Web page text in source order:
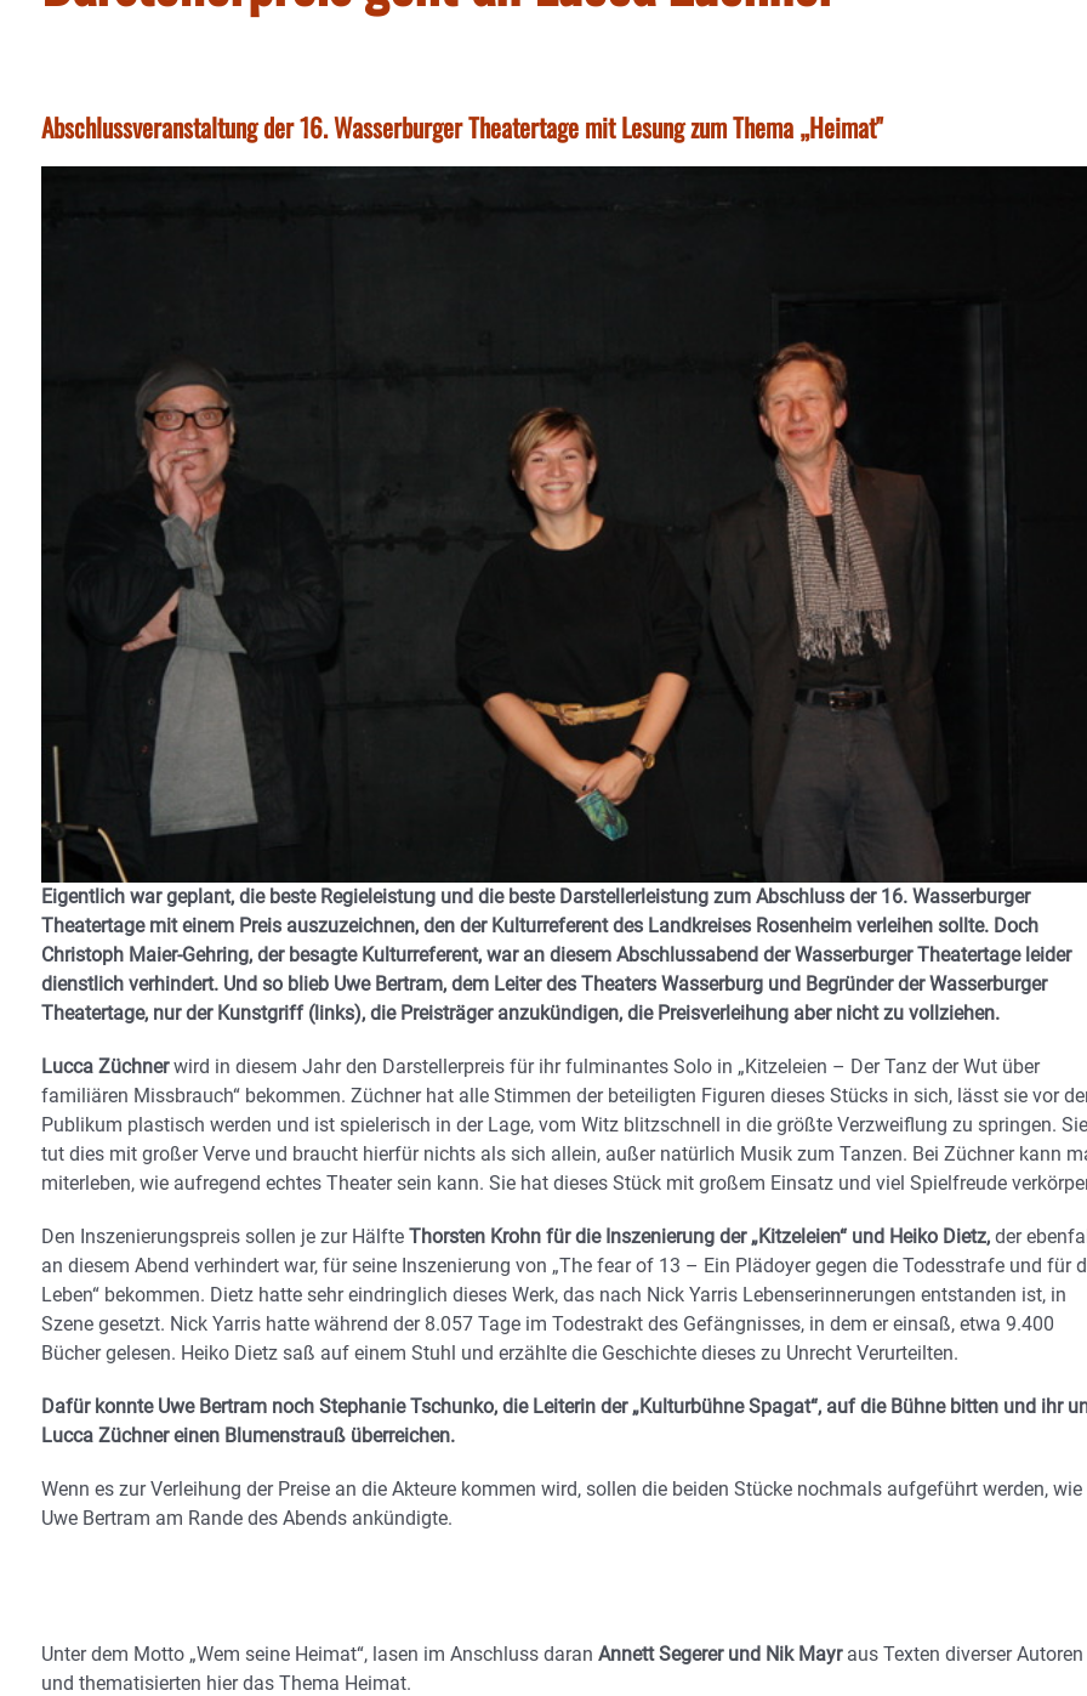
Abschlussveranstaltung der 16. Wasserburger Theatertage mit Lesung zum Thema „Heimat"
Eigentlich war geplant, die beste Regieleistung und die beste Darstellerleistung zum Abschluss der 16. Wasserburger
Theatertage mit einem Preis auszuzeichnen, den der Kulturreferent des Landkreises Rosenheim verleihen sollte. Doch
Christoph Maier-Gehring, der besagte Kulturreferent, war an diesem Abschlussabend der Wasserburger Theatertage leider
dienstlich verhindert. Und so blieb Uwe Bertram, dem Leiter des Theaters Wasserburg und Begründer der Wasserburger
Theatertage, nur der Kunstgriff (links), die Preisträger anzukündigen, die Preisverleihung aber nicht zu vollziehen.
Lucca Züchnerwird in diesem Jahr den Darstellerpreis für ihr fulminantes Solo in „Kitzeleien – Der Tanz der Wut über
familiären Missbrauch“ bekommen. Züchner hat alle Stimmen der beteiligten Figuren dieses Stücks in sich, lässt sie vor
Publikum plastisch werden und ist spielerisch in der Lage, vom Witz blitzschnell in die größte Verzweiflung zu springen. Sie
tut dies mit großer Verve und braucht hierfür nichts als sich allein, außer natürlich Musik zum Tanzen. Bei Züchner kann
miterleben, wie aufregend echtes Theater sein kann. Sie hat dieses Stück mit großem Einsatz und viel Spielfreude
Den Inszenierungspreis sollen je zur Hälfte Thorsten Krohn für die Inszenierung der „Kitzeleien“ und Heiko Dietz, der
an diesem Abend verhindert war, für seine Inszenierung von „The fear of 13 – Ein Plädoyer gegen die Todesstrafe und für
Leben“ bekommen. Dietz hatte sehr eindringlich dieses Werk, das nach Nick Yarris Lebenserinnerungen entstanden ist, in
Szene gesetzt. Nick Yarris hatte während der 8.057 Tage im Todestrakt des Gefängnisses, in dem er einsaß, etwa 9.400
Bücher gelesen. Heiko Dietz saß auf einem Stuhl und erzählte die Geschichte dieses zu Unrecht Verurteilten.
Dafür konnte Uwe Bertram noch Stephanie Tschunko, die Leiterin der „Kulturbühne Spagat“, auf die Bühne bitten und ihr
Lucca Züchner einen Blumenstrauß überreichen.
Wenn es zur Verleihung der Preise an die Akteure kommen wird, sollen die beiden Stücke nochmals aufgeführt werden, wie
Uwe Bertram am Rande des Abends ankündigte.
Unter dem Motto „Wem seine Heimat“, lasen im Anschluss daran Annett Segerer und Nik Mayraus Texten diverser Autoren
und thematisierten hier das Thema Heimat.